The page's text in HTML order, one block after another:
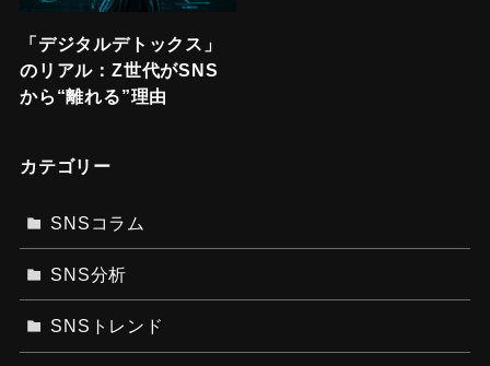
「デジタルデトックス」
のリアル：Z世代がSNS
から“離れる”理由
カテゴリー
SNSコラム
SNS分析
SNSトレンド